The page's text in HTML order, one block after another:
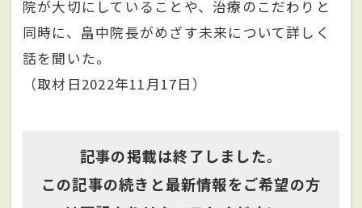
院が大切にしていることや、治療のこだわりと
同時に、畠中院長がめざす未来について詳しく
話を聞いた。
（取材日2022年11月17日）
記事の掲載は終了しました。
この記事の続きと最新情報をご希望の方